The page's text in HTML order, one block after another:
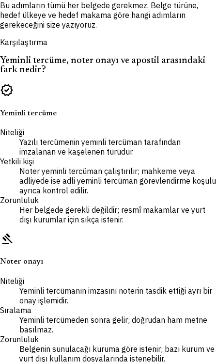
Bu adımların tümü her belgede gerekmez. Belge türüne,
hedef ülkeye ve hedef makama göre hangi adımların
gerekeceğini size yazıyoruz.
Karşılaştırma
Yeminli tercüme, noter onayı ve apostil arasındaki
fark nedir?
verified
Yeminli tercüme
Niteliği
Yazılı tercümenin yeminli tercüman tarafından
imzalanan ve kaşelenen türüdür.
Yetkili kişi
Noter yeminli tercüman çalıştırılır; mahkeme veya
adliyede ise adli yeminli tercüman görevlendirme koşulu
ayrıca kontrol edilir.
Zorunluluk
Her belgede gerekli değildir; resmî makamlar ve yurt
dışı kurumlar için sıkça istenir.
gavel
Noter onayı
Niteliği
Yeminli tercümanın imzasını noterin tasdik ettiği ayrı bir
onay işlemidir.
Sıralama
Yeminli tercümeden sonra gelir; doğrudan ham metne
basılmaz.
Zorunluluk
Belgenin sunulacağı kuruma göre istenir; bazı kurum ve
yurt dışı kullanım dosyalarında istenebilir.